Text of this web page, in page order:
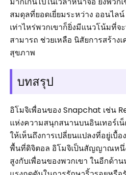
สมดุลที่ยอดเยี่ยมระหว่าง ออนไล
เท่าไหร่พวกเขาก็ยิ่งมีแนวโน้มที่
สามารถ ช่วยเหลือ นิสัยการสร้าง
สุขภาพ
บทสรุป
อิโมจิเพื่อนของ Snapchat เช่น
แห่งความสนุกสนานบนอินเทอร์เ
ให้เห็นถึงการเปลี่ยนแปลงที่อยู่เบื้
พื้นที่ดิจิตอล อิโมจิเป็นสัญญาณหนึ่
สูงกับเพื่อนของพวกเขา ในอีกด้า